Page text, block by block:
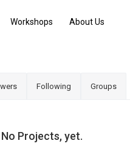
Workshops About Us
Following Groups
No Projects, yet.